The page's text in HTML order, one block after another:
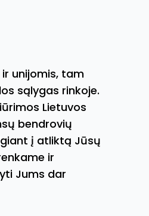
unijomis, tam
sąlygas rinkoje.
Lietuvos
bendrovių
į atliktą Jūsų
ir
Jums dar